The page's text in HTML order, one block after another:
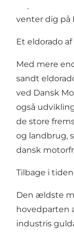
venter dig på
Et eldorado
Med mere
sandt
ved Dansk
også
de store
og landbrug,
dansk
Tilbage i tiden
Den ældste
hovedparten
industris